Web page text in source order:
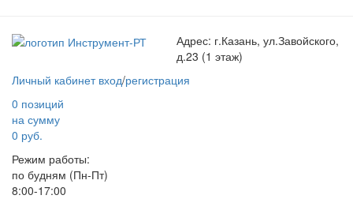
Адрес: г.Казань, ул.Завойского,
д.23 (1 этаж)
Личный кабинет вход/регистрация
0 позиций
на сумму
0 руб.
Режим работы:
по будням (Пн-Пт)
8:00-17:00